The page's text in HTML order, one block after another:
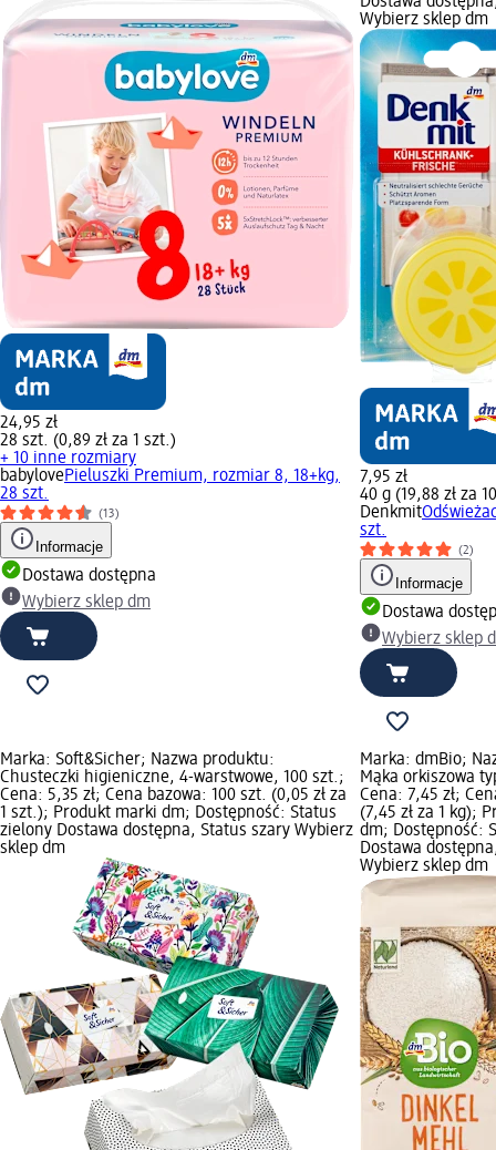
24,95 zł
28 szt. (0,89 zł za 1 szt.)
+ 10 inne rozmiary
babylovePieluszki Premium, rozmiar 8, 18+kg,
28 szt.
(13)
Informacje
Dostawa dostępna
Wybierz sklep dm
Wybierz sklep dm
7,95 zł
40 g (19,88 zł za
Denkmit
szt.
(2)
Informacje
Dostawa
Wybierz sklep
Marka: Soft&Sicher; Nazwa produktu:
Chusteczki higieniczne, 4-warstwowe, 100 szt.;
Cena: 5,35 zł; Cena bazowa: 100 szt. (0,05 zł za
1 szt.); Produkt marki dm; Dostępność: Status
zielony Dostawa dostępna, Status szary Wybierz
sklep dm
Marka: dmBio;
Mąka orkiszowa
Cena: 7,45 zł;
(7,45 zł za 1 kg);
dm; Dostępność:
Dostawa
Wybierz sklep dm